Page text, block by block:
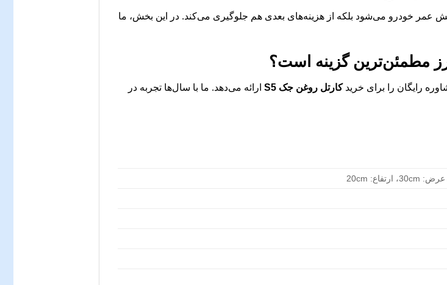
عمر خودرو می‌شود بلکه از هزینه‌های بعدی هم جلوگیری می‌کند. در این بخش، ما
مطمئن‌ترین گزینه است؟
رایگان را برای خریدکارتل روغن جک S5
ارائه می‌دهد. ما با سال‌ها تجربه در